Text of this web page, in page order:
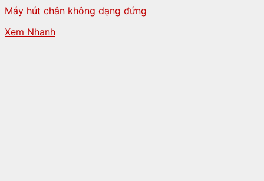
Máy hút chân không dạng đứng
Xem Nhanh